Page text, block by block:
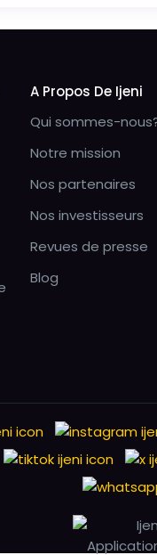
A Propos De Ijeni
Qui sommes-
Notre mission
Nos partenaires
Nos investisseurs
Revues de presse
Blog